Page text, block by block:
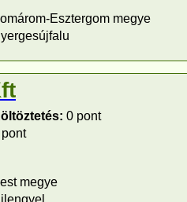
Esztergom megye
0 pont
pont
megye